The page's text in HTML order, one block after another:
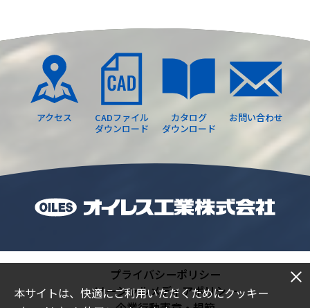
本サイトは、快適にご利用いただくためにクッキー
アクセス
CADファイル
ダウンロード
カタログ
ダウンロード
お問い合わせ
プライバシーポリシー
ソーシャルメディアポリシー